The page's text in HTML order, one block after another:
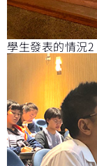
學生發表的情況2